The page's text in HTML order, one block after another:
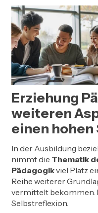
Erziehung
weiteren
einen
In der Ausbildung
nimmt die Thematik
Pädagogikviel Platz
Reihe weiterer
vermittelt bekommen.
Selbstreflexion.